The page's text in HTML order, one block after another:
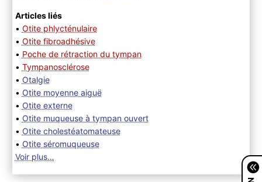
Articles liés
• Otite phlycténulaire
• Otite fibroadhésive
• Poche de rétraction du tympan
• Tympanosclérose
• Otalgie
• Otite moyenne aiguë
• Otite externe
• Otite muqueuse à tympan ouvert
• Otite cholestéatomateuse
• Otite séromuqueuse
Voir plus…